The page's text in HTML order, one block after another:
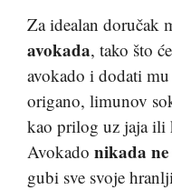
Za idealan doručak
avokada, tako što
avokado i dodati
origano, limunov
kao prilog uz jaja ili
Avokado nikada
gubi sve svoje